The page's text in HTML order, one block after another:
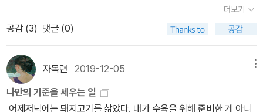
나 재미있고 유머스러운지, 주인공이 어떤 사람인지, 십분 공감이 되
었다. 중간에 엄청, 소리나게 낄낄낄 웃었다. 165쪽이 특히 그런데,
조지영이' 여러 경우에 이렇게 생각하면 좀 편했다.' 아래에 그 여러
경우가 나온다. 그 중. '3. 운동을 하기 싫은데 해야 할 때는 '나는 김
연아다' (이것도 연기의 일종이었다.) 4. 어떤 식으로든 이별을 하거
나 친구들과 멀어지는 것 같으면 '그 사람은 죽었다.'(다른 설명이 필
겨주었다. 사실, 이 단편집은 이런 이야기다,라고 꼬집어 말하기 어려
운 책이다. 이주란은 그냥 속삭이듯 말한다. 툭 던진다고 할까. 발단,
하다. 그런데 묘하게 그런 분위기가 이제껏 어떤 문제든, 어떤 상황이
든 너무 열심히 설명하며 살아온 나에게 이제는 너도 그렇게 해도 괜
찮아,라고 말해주는 것만 같았다. 이상한 말처럼 들릴 것이다. 근데 우
리는 너무 그렇게 살아왔다. 아픔도 슬픔도 감추거나 숨기거나.​이렇
많았다. 그게 억지스럽게 따듯하지도, 도도한 척 냉철하지도 않고, 현
란하게 기교넘치는 유려함도 아니지만 속이 시원한 문장들. 그렇게
나는 작가에 대한 믿음을 굳혀갔고 이주란 작가는 내가 너무너무 좋
아하는 작가가 되었다.나는 나의 전입신고를 담당한 공무원의 아침
일상과 어젯밤을상상했다. 그리고 그녀를 불행한 일상으로 몰아넣었
다. 누군가를 이해하기 위해서 고작 한다는게…..… 그런 거였다.(102
더보기
공감 (3) 댓글 (0)
자목련 2019-12-05
나만의 기준을 세우는 일
어제저녁에는 돼지고기를 삶았다. 내가 수육을 위해 준비한 게 아니